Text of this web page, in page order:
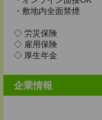
・敷地内全面禁煙
◇ 労災保険
◇ 雇用保険
◇ 厚生年金
企業情報